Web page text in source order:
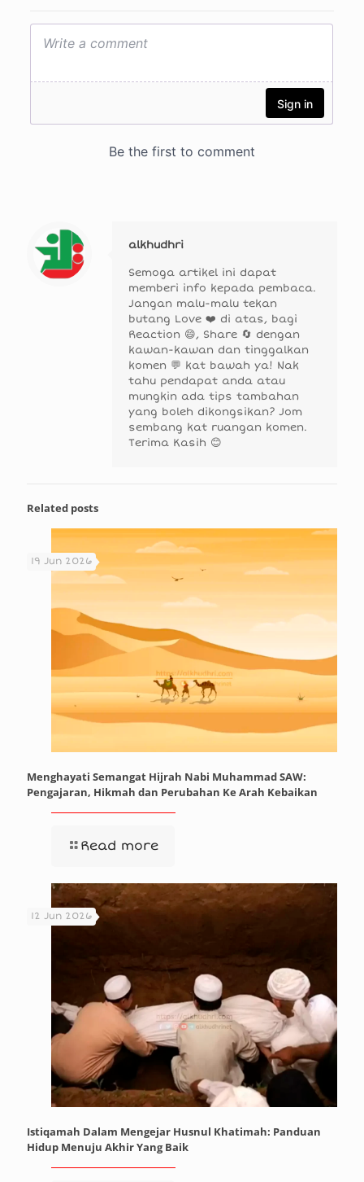
alkhudhri
Semoga artikel ini dapat
memberi info kepada pembaca.
Jangan malu-malu tekan
butang Love ❤️ di atas, bagi
Reaction 😄, Share 🔄 dengan
kawan-kawan dan tinggalkan
komen 💬 kat bawah ya! Nak
tahu pendapat anda atau
mungkin ada tips tambahan
yang boleh dikongsikan? Jom
sembang kat ruangan komen.
Terima Kasih 😊
Related posts
19 Jun 2026
Menghayati Semangat Hijrah Nabi Muhammad SAW:
Pengajaran, Hikmah dan Perubahan Ke Arah Kebaikan
Read more
12 Jun 2026
Istiqamah Dalam Mengejar Husnul Khatimah: Panduan
Hidup Menuju Akhir Yang Baik